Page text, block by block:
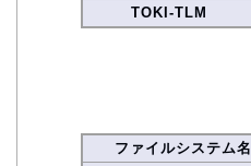
TOKI-TLM
ファイルシステム名